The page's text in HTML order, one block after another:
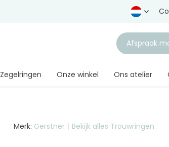
Afspraak
Zegelringen Onze winkel Ons atelier
Merk: Gerstner Bekijk alles Trouwringen